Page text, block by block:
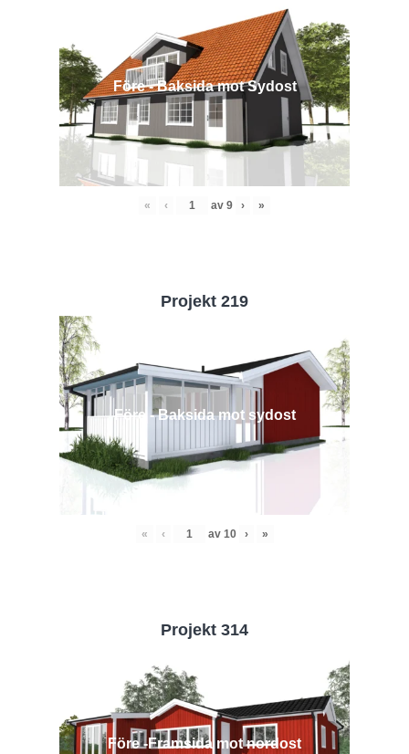
Före - Baksida mot Sydost
« ‹ av 9 › »
Projekt 219
Före - Baksida mot sydost
« ‹ av 10 › »
Projekt 314
Före -Framsida mot nordost